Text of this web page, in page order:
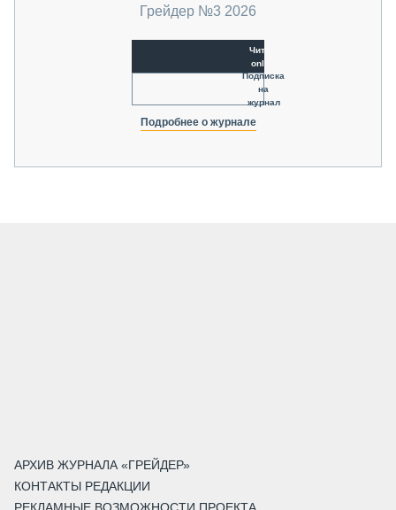
Грейдер №3 2026
Читать
online
Подписка
на
журнал
Подробнее о журнале
АРХИВ ЖУРНАЛА «ГРЕЙДЕР»
КОНТАКТЫ РЕДАКЦИИ